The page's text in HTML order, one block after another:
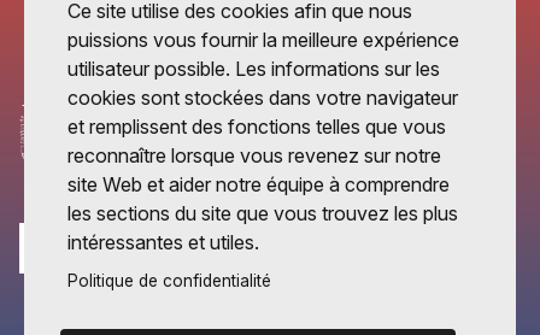
Ce site utilise des cookies afin que nous
puissions vous fournir la meilleure expérience
utilisateur possible. Les informations sur les
cookies sont stockées dans votre navigateur
et remplissent des fonctions telles que vous
reconnaître lorsque vous revenez sur notre
site Web et aider notre équipe à comprendre
les sections du site que vous trouvez les plus
intéressantes et utiles.
Politique de confidentialité